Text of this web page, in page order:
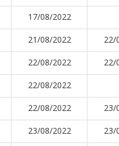
17/08/2022
21/08/2022 22/
22/08/2022 22/
22/08/2022
22/08/2022 23/
23/08/2022 23/